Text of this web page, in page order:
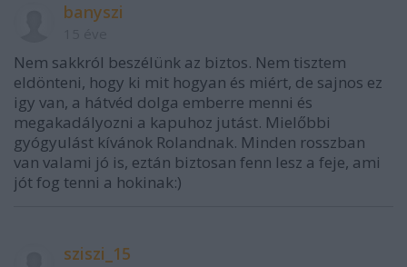
banyszi
Nem sakkról beszélünk az biztos. Nem tisztem
eldönteni, hogy ki mit hogyan és miért, de sajnos ez
igy van, a hátvéd dolga emberre menni és
megakadályozni a kapuhoz jutást. Mielőbbi
gyógyulást kívánok Rolandnak. Minden rosszban
van valami jó is, eztán biztosan fenn lesz a feje, ami
jót fog tenni a hokinak:)
sziszi_15